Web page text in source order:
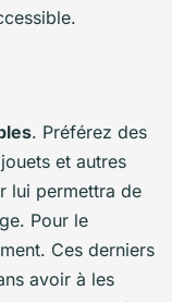
. Préférez des
et autres
lui permettra de
Pour le
Ces derniers
avoir à les